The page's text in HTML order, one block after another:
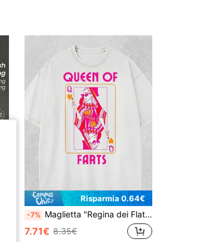
61
3.9K 61
Risparmia 0.64€
-7% Maglietta "Regina dei Flatulenti", grafica divertente, abbigliamento casual quotidiano, regalo scherzoso
7.71€ 8.35€